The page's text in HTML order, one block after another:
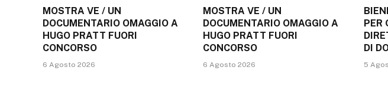
MOSTRA VE / UN
DOCUMENTARIO OMAGGIO A
HUGO PRATT FUORI
CONCORSO
6 Agosto 2026
MOSTRA VE / UN
DOCUMENTARIO OMAGGIO A
HUGO PRATT FUORI
CONCORSO
6 Agosto 2026
PER
DI
5